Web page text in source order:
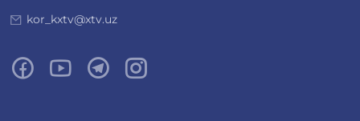
kor_kxtv@xtv.uz